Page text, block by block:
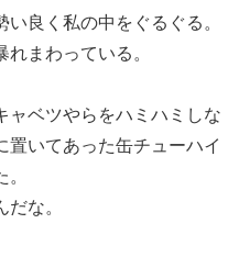
良く私の中をぐるぐる。
まわっている。
ャベツやらをハミハミしな
置いてあった缶チューハイ
な。